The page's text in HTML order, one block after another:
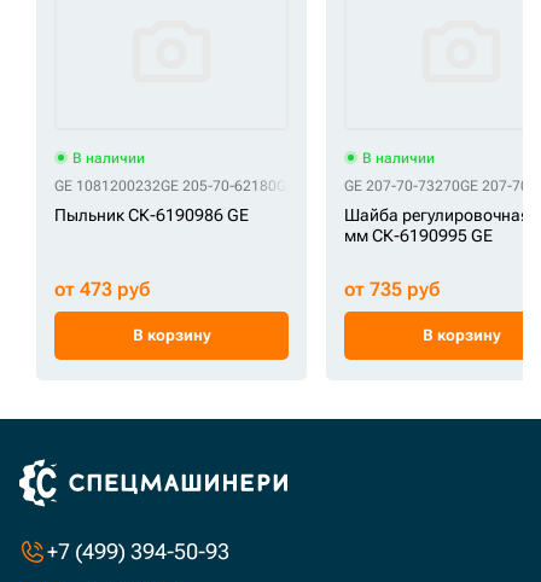
В наличии
GE 1081200232GE 205-70-62180GE 205-70-62182GE 207-30-54160GE
Пыльник СК-6190986 GE
от 473 руб
В корзину
В наличии
GE 207-70-73270GE 207-70-
Шайба регулировочная
мм СК-6190995 GE
от 735 руб
В корзину
+7 (499) 394-50-93